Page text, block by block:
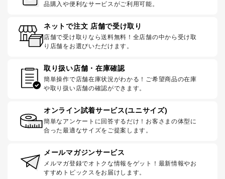
品購入や便利なサービスがご利用可能。
ネットで注文 店舗で受け取り
店舗で受け取りなら送料無料！全店舗の中から受け取
り店舗をお選びいただけます。
取り扱い店舗・在庫確認
簡単操作で店舗在庫状況がわかる！ご希望商品の在庫
や取り扱い店舗の確認ができます。
オンライン試着サービス(ユニサイズ)
簡単なアンケートに回答するだけ！お客さまの体型に
合った最適なサイズをご提案します。
メールマガジンサービス
メルマガ登録でオトクな情報をゲット！最新情報やお
すすめトピックスをお届けします。